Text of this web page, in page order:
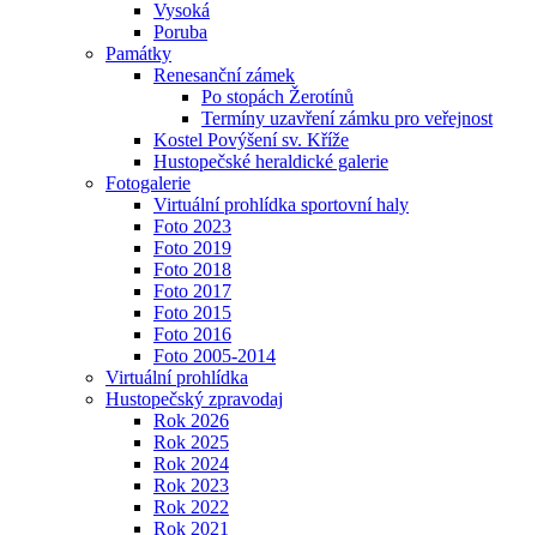
Vysoká
Poruba
Památky
Renesanční zámek
Po stopách Žerotínů
Termíny uzavření zámku pro veřejnost
Kostel Povýšení sv. Kříže
Hustopečské heraldické galerie
Fotogalerie
Virtuální prohlídka sportovní haly
Foto 2023
Foto 2019
Foto 2018
Foto 2017
Foto 2015
Foto 2016
Foto 2005-2014
Virtuální prohlídka
Hustopečský zpravodaj
Rok 2026
Rok 2025
Rok 2024
Rok 2023
Rok 2022
Rok 2021